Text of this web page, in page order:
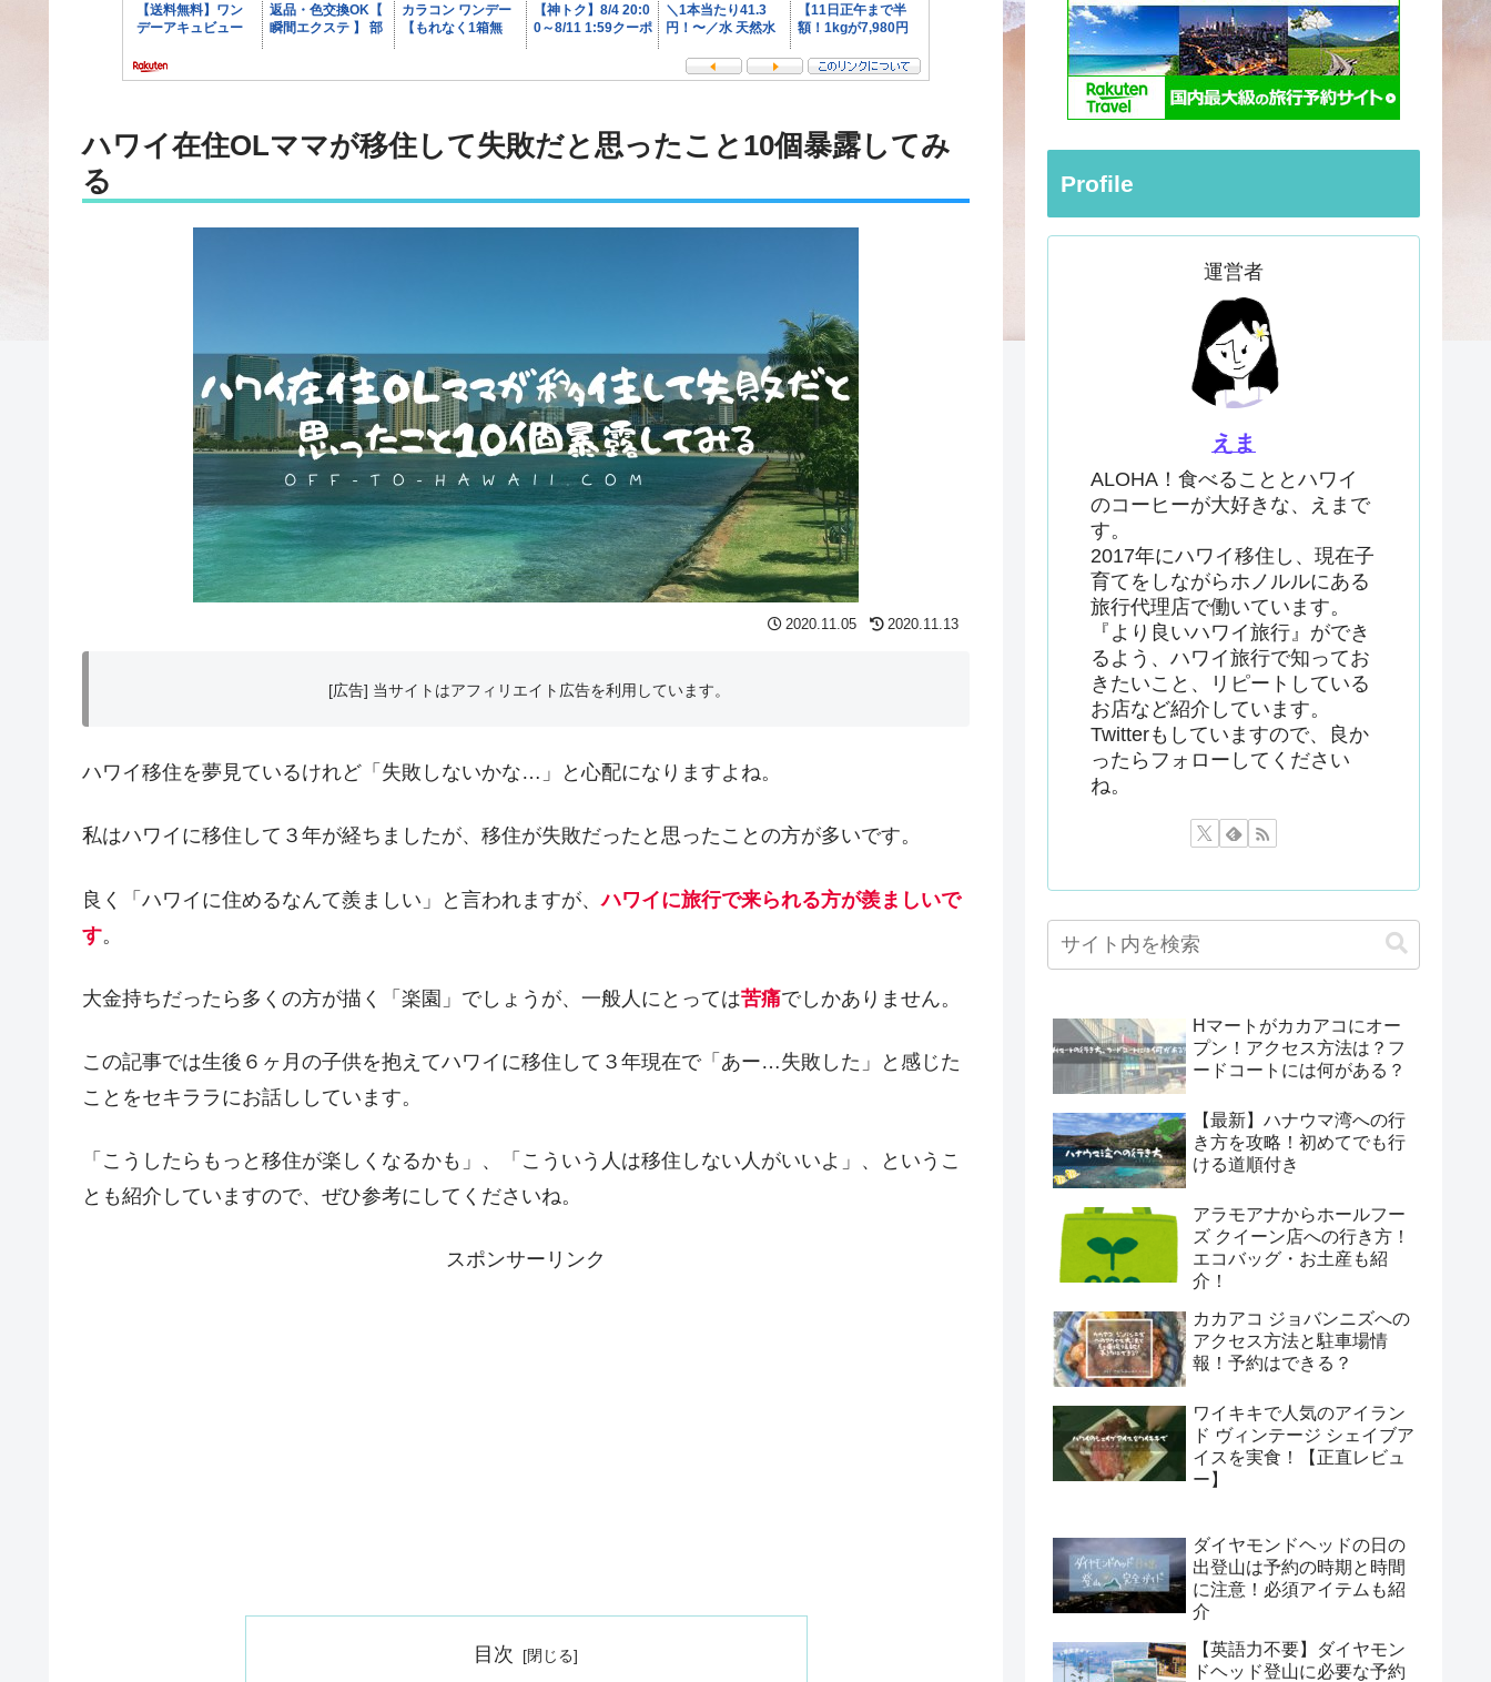
ハワイ在住OLママが移住して失敗だと思ったこと10個暴露してみ
る
2020.11.05 2020.11.13
[広告] 当サイトはアフィリエイト広告を利用しています。
ハワイ移住を夢見ているけれど「失敗しないかな…」と心配になりますよね。
私はハワイに移住して３年が経ちましたが、移住が失敗だったと思ったことの方が多いです。
良く「ハワイに住めるなんて羨ましい」と言われますが、ハワイに旅行で来られる方が羨ましいで
す。
大金持ちだったら多くの方が描く「楽園」でしょうが、一般人にとっては苦痛でしかありません。
この記事では生後６ヶ月の子供を抱えてハワイに移住して３年現在で「あー…失敗した」と感じた
ことをセキララにお話ししています。
「こうしたらもっと移住が楽しくなるかも」、「こういう人は移住しない人がいいよ」、というこ
とも紹介していますので、ぜひ参考にしてくださいね。
スポンサーリンク
目次
Profile
運営者
えま
ALOHA！食べることとハワイ
のコーヒーが大好きな、えまで
す。
2017年にハワイ移住し、現在子
育てをしながらホノルルにある
旅行代理店で働いています。
『より良いハワイ旅行』ができ
るよう、ハワイ旅行で知ってお
きたいこと、リピートしている
お店など紹介しています。
Twitterもしていますので、良か
ったらフォローしてください
ね。
Hマートがカカアコにオー
プン！アクセス方法は？フ
ードコートには何がある？
【最新】ハナウマ湾への行
き方を攻略！初めてでも行
ける道順付き
アラモアナからホールフー
ズ クイーン店への行き方！
エコバッグ・お土産も紹
介！
カカアコ ジョバンニズへの
アクセス方法と駐車場情
報！予約はできる？
ワイキキで人気のアイラン
ド ヴィンテージ シェイブア
イスを実食！【正直レビュ
ー】
ダイヤモンドヘッドの日の
出登山は予約の時期と時間
に注意！必須アイテムも紹
介
【英語力不要】ダイヤモン
ドヘッド登山に必要な予約